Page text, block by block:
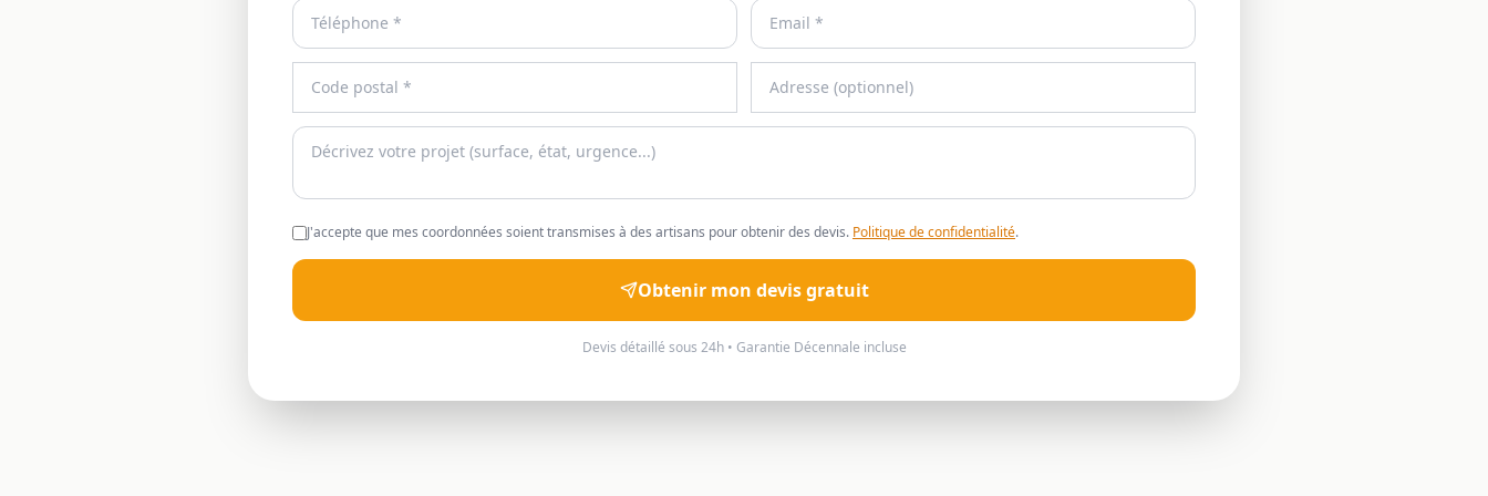
J'accepte que mes coordonnées soient transmises à des artisans pour obtenir des devis. Politique de confidentialité.
Obtenir mon devis gratuit
Devis détaillé sous 24h • Garantie Décennale incluse